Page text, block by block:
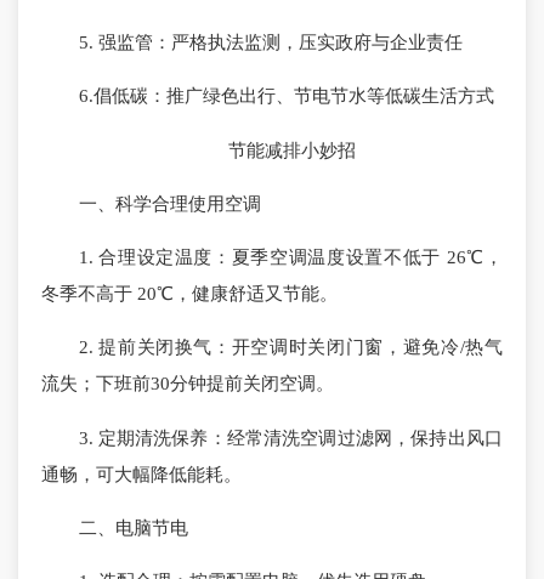
5. 强监管：严格执法监测，压实政府与企业责任
6.倡低碳：推广绿色出行、节电节水等低碳生活方式
节能减排小妙招
一、科学合理使用空调
1. 合理设定温度：夏季空调温度设置不低于 26℃，
冬季不高于 20℃，健康舒适又节能。
2. 提前关闭换气：开空调时关闭门窗，避免冷/热气
流失；下班前30分钟提前关闭空调。
3. 定期清洗保养：经常清洗空调过滤网，保持出风口
通畅，可大幅降低能耗。
二、电脑节电